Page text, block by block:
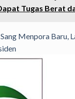
Tugas Berat
Menpora Baru,